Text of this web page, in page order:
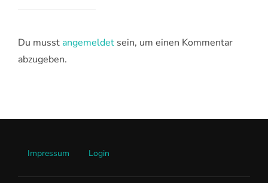
Du musst angemeldet sein, um einen Kommentar
abzugeben.
Impressum Login